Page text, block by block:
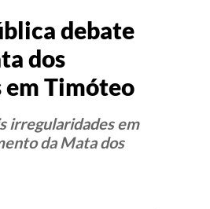
debate
dos
em Timóteo
irregularidades em
da Mata dos